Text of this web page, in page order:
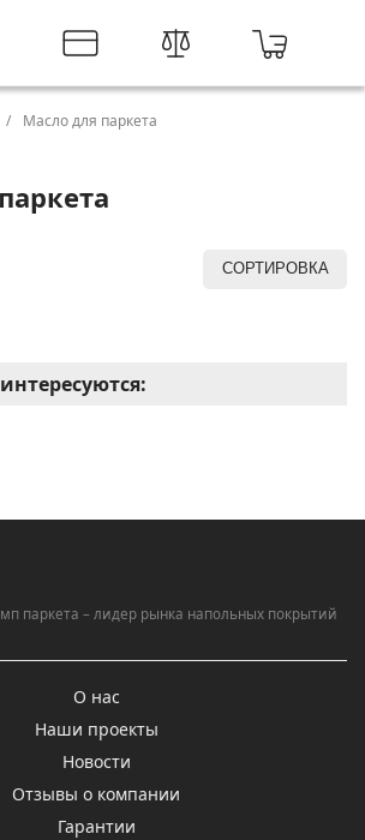
Масло для паркета
СОРТИРОВКА
паркета – лидер рынка напольных покрытий
О нас
Наши проекты
Новости
Отзывы о компании
Гарантии